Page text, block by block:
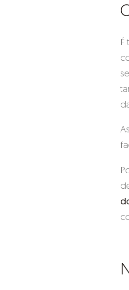
É